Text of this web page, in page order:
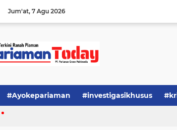
Jum'at 7 Agu 2026
#Ayokepariaman #investigasikhusus